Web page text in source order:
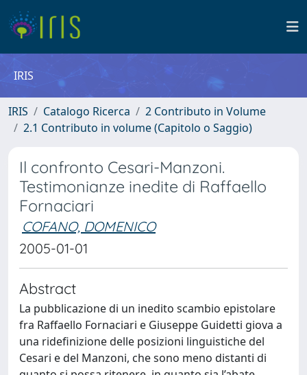
IRIS
IRIS Catalogo Ricerca
2 Contributo in Volume
2.1 Contributo in volume (Capitolo o Saggio)
Il confronto Cesari-Manzoni.
Testimonianze inedite di Raffaello
Fornaciari
COFANO, DOMENICO
2005-01-01
Abstract
La pubblicazione di un inedito scambio epistolare
fra Raffaello Fornaciari e Giuseppe Guidetti giova a
una ridefinizione delle posizioni linguistiche del
Cesari e del Manzoni, che sono meno distanti di